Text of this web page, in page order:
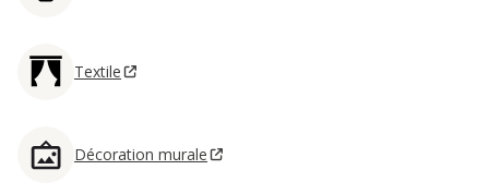
Textile
Décoration murale